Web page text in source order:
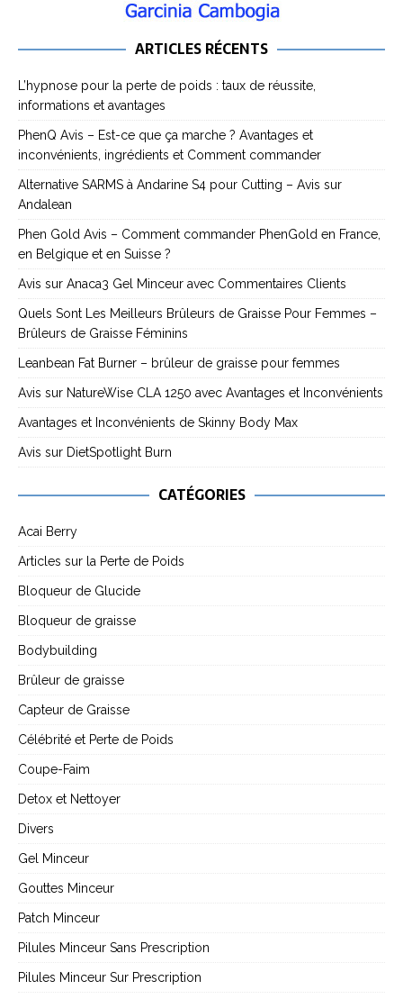
ARTICLES RÉCENTS
L’hypnose pour la perte de poids : taux de réussite,
informations et avantages
PhenQ Avis – Est-ce que ça marche ? Avantages et
inconvénients, ingrédients et Comment commander
Alternative SARMS à Andarine S4 pour Cutting – Avis sur
Andalean
Phen Gold Avis – Comment commander PhenGold en France,
en Belgique et en Suisse ?
Avis sur Anaca3 Gel Minceur avec Commentaires Clients
Quels Sont Les Meilleurs Brûleurs de Graisse Pour Femmes –
Brûleurs de Graisse Féminins
Leanbean Fat Burner – brûleur de graisse pour femmes
Avis sur NatureWise CLA 1250 avec Avantages et Inconvénients
Avantages et Inconvénients de Skinny Body Max
Avis sur DietSpotlight Burn
CATÉGORIES
Acai Berry
Articles sur la Perte de Poids
Bloqueur de Glucide
Bloqueur de graisse
Bodybuilding
Brûleur de graisse
Capteur de Graisse
Célébrité et Perte de Poids
Coupe-Faim
Detox et Nettoyer
Divers
Gel Minceur
Gouttes Minceur
Patch Minceur
Pilules Minceur Sans Prescription
Pilules Minceur Sur Prescription